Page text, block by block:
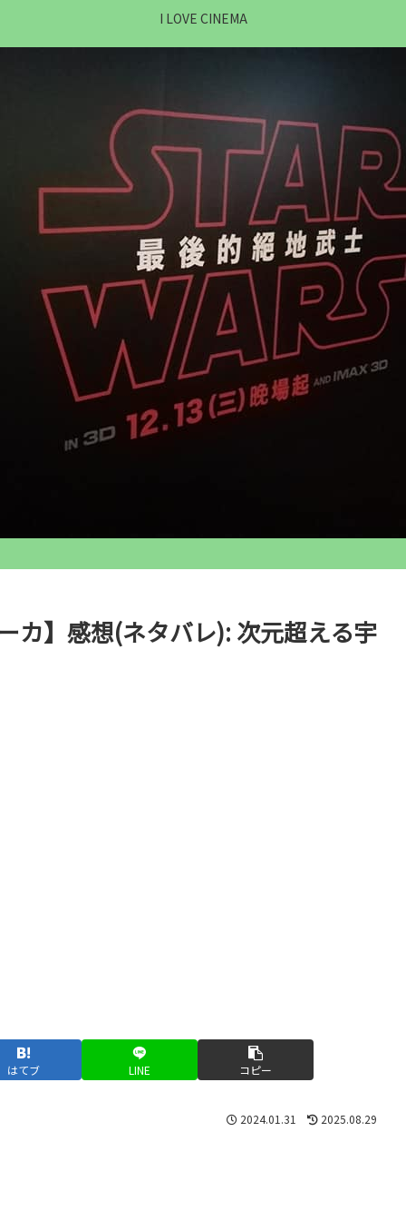
I LOVE CINEMA
カ】感想(ネタバレ): 次元超える宇
はてブ LINE コピー
2024.01.31 2025.08.29